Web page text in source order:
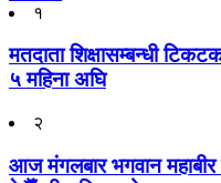
१
मतदाता शिक्षासम्बन्धी
५ महिना अघि
२
आज मंगलबार भगवान